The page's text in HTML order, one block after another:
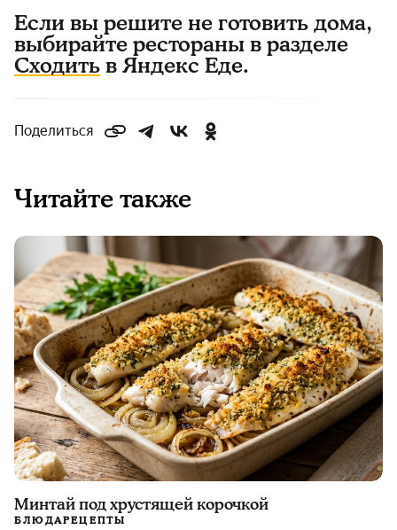
Если вы решите не готовить дома,
выбирайте рестораны в разделе
Сходитьв Яндекс Еде.
Поделиться
Читайте также
Минтай под хрустящей корочкой
БЛЮДАРЕЦЕПТЫ